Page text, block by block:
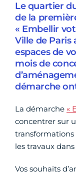
Le quartier
de la
« Embellir
Ville de Paris
espaces de
mois de
démarche
La démarche «
concentrer sur
transformations
les travaux
Vos souhaits